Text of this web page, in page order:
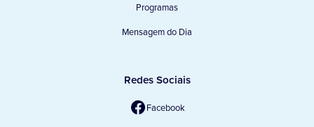
Programas
Mensagem do Dia
Redes Sociais
Facebook